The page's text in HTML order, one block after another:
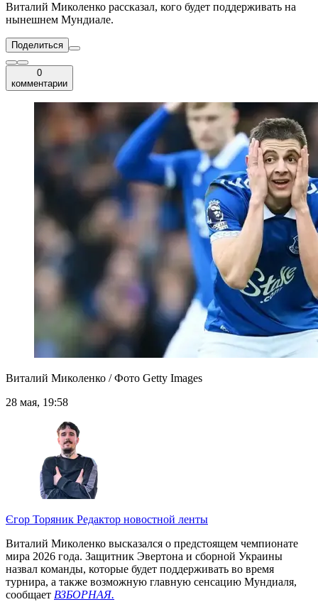
Виталий Миколенко рассказал, кого будет поддерживать на
нынешнем Мундиале.
Поделиться
0
комментарии
Виталий Миколенко / Фото Getty Images
28 мая, 19:58
Єгор Торяник Редактор новостной ленты
Виталий Миколенко высказался о предстоящем чемпионате
мира 2026 года. Защитник Эвертона и сборной Украины
назвал команды, которые будет поддерживать во время
турнира, а также возможную главную сенсацию Мундиаля,
сообщает ВЗБОРНАЯ.